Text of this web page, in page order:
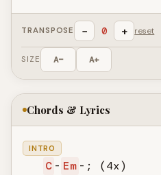
TRANSPOSE − 0 + reset
SIZE A− A+
Chords & Lyrics
INTRO
C - Em -; (4x)